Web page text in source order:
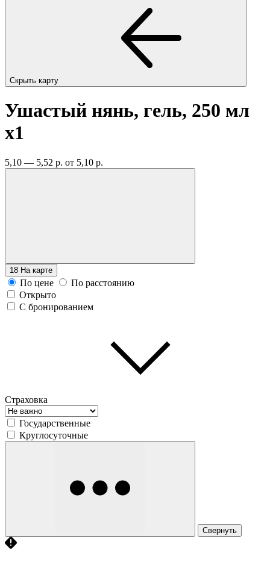
Скрыть карту
Ушастый нянь, гель, 250 мл
x1
5,10 — 5,52 р. от 5,10 р.
18 На карте
По цене
По расстоянию
Открыто
С бронированием
Страховка
Государственные
Круглосуточные
Свернуть